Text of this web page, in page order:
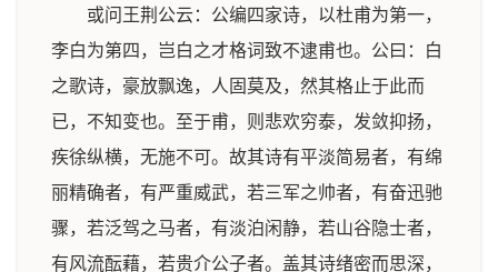
或问王荆公云：公编四家诗，以杜甫为第一，
李白为第四，岂白之才格词致不逮甫也。公曰：白
之歌诗，豪放飘逸，人固莫及，然其格止于此而
已，不知变也。至于甫，则悲欢穷泰，发敛抑扬，
疾徐纵横，无施不可。故其诗有平淡简易者，有绵
丽精确者，有严重威武，若三军之帅者，有奋迅驰
骤，若泛驾之马者，有淡泊闲静，若山谷隐士者，
有风流酝藉，若贵介公子者。盖其诗绪密而思深，